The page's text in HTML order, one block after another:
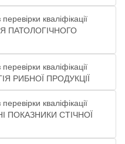
кваліфікації
ПАТОЛОГІЧНОГО
кваліфікації
РИБНОЇ ПРОДУКЦІЇ
кваліфікації
ПОКАЗНИКИ СТІЧНОЇ